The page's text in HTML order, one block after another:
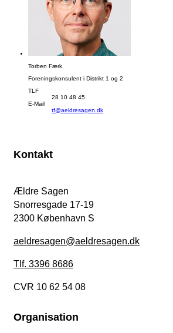
Torben Færk
Foreningskonsulent i Distrikt 1 og 2
TLF
28 10 48 45
E-Mail
tf@aeldresagen.dk
Kontakt
Ældre Sagen
Snorresgade 17-19
2300 København S
aeldresagen@aeldresagen.dk
Tlf. 3396 8686
CVR 10 62 54 08
Organisation